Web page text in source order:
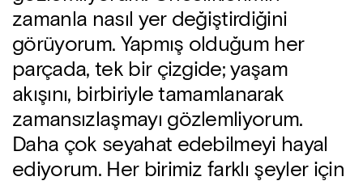
zamanla nasıl yer değiştirdiğini
görüyorum. Yapmış olduğum her
parçada, tek bir çizgide; yaşam
akışını, birbiriyle tamamlanarak
zamansızlaşmayı gözlemliyorum.
Daha çok seyahat edebilmeyi hayal
ediyorum. Her birimiz farklı şeyler için